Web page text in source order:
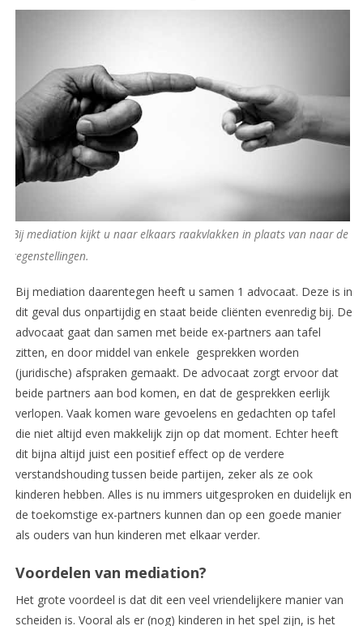
Bij mediation kijkt u naar elkaars raakvlakken in plaats van naar de
tegenstellingen.
Bij mediation daarentegen heeft u samen 1 advocaat. Deze is in
dit geval dus onpartijdig en staat beide cliënten evenredig bij. De
advocaat gaat dan samen met beide ex-partners aan tafel
zitten, en door middel van enkele gesprekken worden
(juridische) afspraken gemaakt. De advocaat zorgt ervoor dat
beide partners aan bod komen, en dat de gesprekken eerlijk
verlopen. Vaak komen ware gevoelens en gedachten op tafel
die niet altijd even makkelijk zijn op dat moment. Echter heeft
dit bijna altijd juist een positief effect op de verdere
verstandshouding tussen beide partijen, zeker als ze ook
kinderen hebben. Alles is nu immers uitgesproken en duidelijk en
de toekomstige ex-partners kunnen dan op een goede manier
als ouders van hun kinderen met elkaar verder.
Voordelen van mediation?
Het grote voordeel is dat dit een veel vriendelijkere manier van
scheiden is. Vooral als er (nog) kinderen in het spel zijn, is het